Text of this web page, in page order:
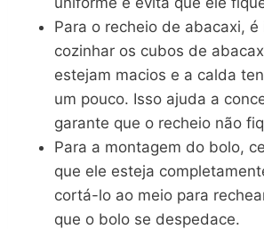
Para o recheio de abacaxi,
cozinhar os cubos de
estejam macios e a calda
um pouco. Isso ajuda a
garante que o recheio não
Para a montagem do bolo,
que ele esteja
cortá-lo ao meio para
que o bolo se despedace.